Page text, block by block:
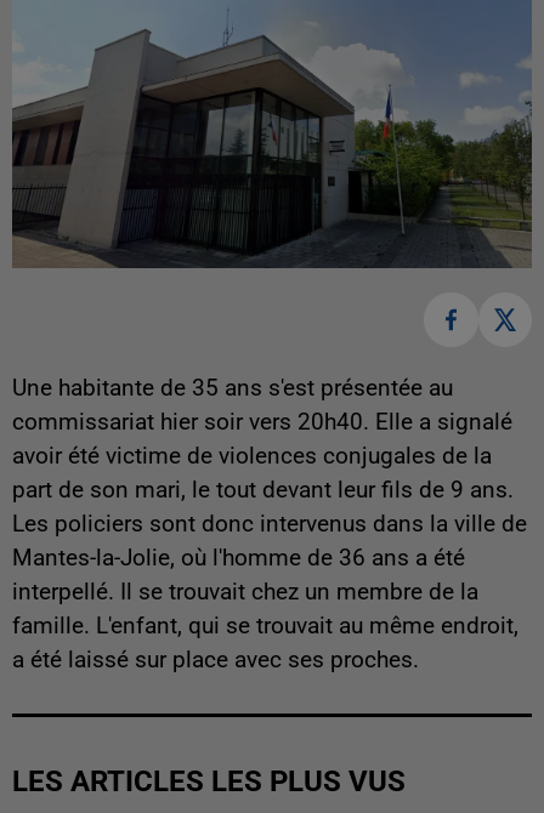
Une habitante de 35 ans s'est présentée au
commissariat hier soir vers 20h40. Elle a signalé
avoir été victime de violences conjugales de la
part de son mari, le tout devant leur fils de 9 ans.
Les policiers sont donc intervenus dans la ville de
Mantes-la-Jolie, où l'homme de 36 ans a été
interpellé. Il se trouvait chez un membre de la
famille. L'enfant, qui se trouvait au même endroit,
a été laissé sur place avec ses proches.
LES ARTICLES LES PLUS VUS